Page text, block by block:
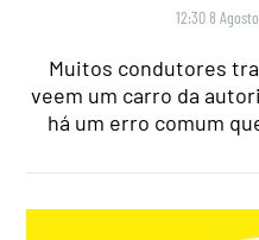
12:30 8
Muitos condutores
veem um carro da
há um erro comum